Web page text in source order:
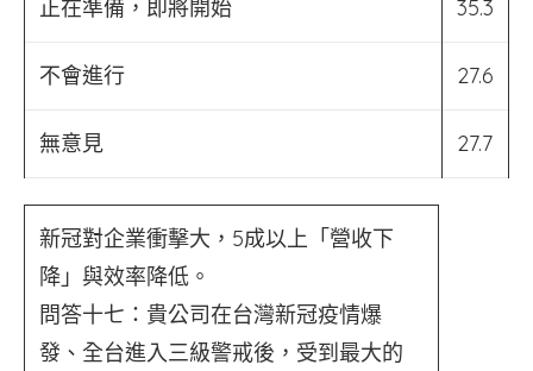
正在準備，即將開始 35.3
不會進行 27.6
無意見 27.7
新冠對企業衝擊大，5成以上「營收下
降」與效率降低。
問答十七：貴公司在台灣新冠疫情爆
發、全台進入三級警戒後，受到最大的